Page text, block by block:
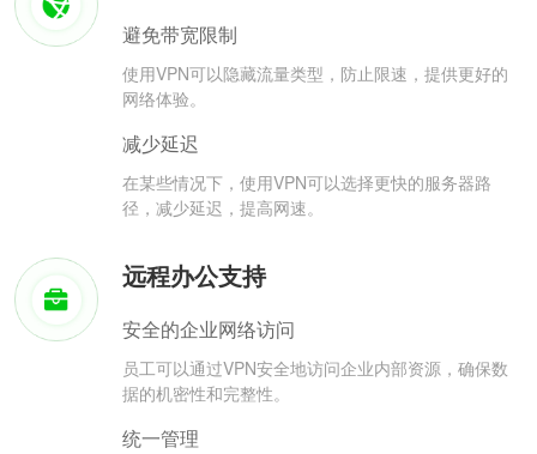
避免带宽限制
使用VPN可以隐藏流量类型，防止限速，提供更好的
网络体验。
减少延迟
在某些情况下，使用VPN可以选择更快的服务器路
径，减少延迟，提高网速。
远程办公支持
安全的企业网络访问
员工可以通过VPN安全地访问企业内部资源，确保数
据的机密性和完整性。
统一管理